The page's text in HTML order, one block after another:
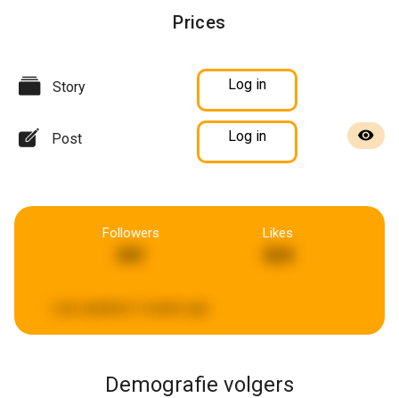
Prices
Story Log in
Post Log in
Followers Likes
Demografie volgers